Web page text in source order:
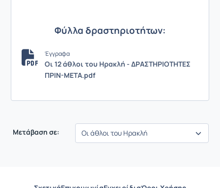
Φύλλα δραστηριοτήτων:
Έγγραφα
Οι 12 άθλοι του Ηρακλή - ΔΡΑΣΤΗΡΙΟΤΗΤΕΣ
ΠΡΙΝ-ΜΕΤΑ.pdf
Μετάβαση σε: